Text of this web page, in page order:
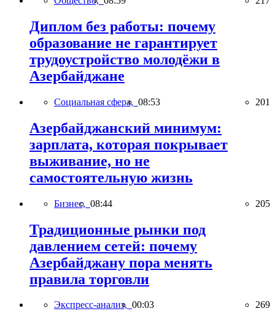
Диплом без работы: почему
образование не гарантирует
трудоустройство молодёжи в
Азербайджане
Социальная сфера, 08:53 201
Азербайджанский минимум:
зарплата, которая покрывает
выживание, но не
самостоятельную жизнь
Бизнес, 08:44 205
Традиционные рынки под
давлением сетей: почему
Азербайджану пора менять
правила торговли
Экспресс-анализ, 00:03 269